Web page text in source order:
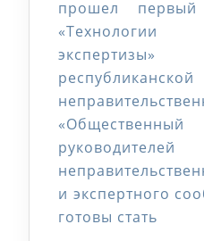
прошел первый
«Технологии
и экспертного
готовы стать